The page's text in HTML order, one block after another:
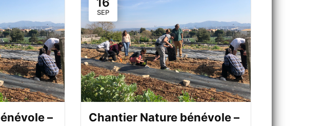
–
SEP
Chantier Nature bénévole –